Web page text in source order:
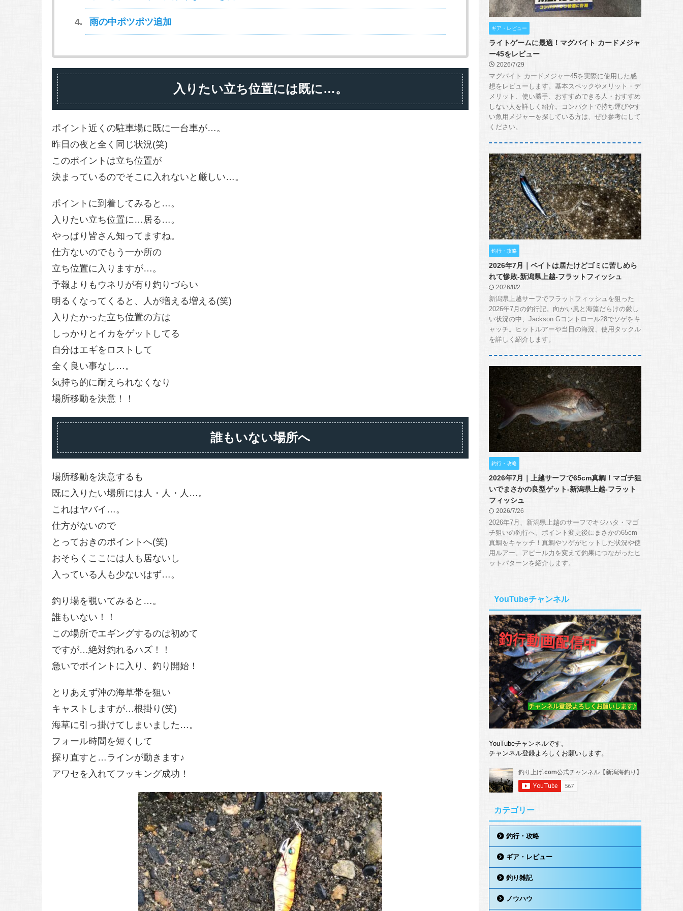
雨の中ポツポツ追加
入りたい立ち位置には既に…。
ポイント近くの駐車場に既に一台車が…。
昨日の夜と全く同じ状況(笑)
このポイントは立ち位置が
決まっているのでそこに入れないと厳しい…。
ポイントに到着してみると…。
入りたい立ち位置に…居る…。
やっぱり皆さん知ってますね。
仕方ないのでもう一か所の
立ち位置に入りますが…。
予報よりもウネリが有り釣りづらい
明るくなってくると、人が増える増える(笑)
入りたかった立ち位置の方は
しっかりとイカをゲットしてる
自分はエギをロストして
全く良い事なし…。
気持ち的に耐えられなくなり
場所移動を決意！！
誰もいない場所へ
場所移動を決意するも
既に入りたい場所には人・人・人…。
これはヤバイ…。
仕方がないので
とっておきのポイントへ(笑)
おそらくここには人も居ないし
入っている人も少ないはず…。
釣り場を覗いてみると…。
誰もいない！！
この場所でエギングするのは初めて
ですが…絶対釣れるハズ！！
急いでポイントに入り、釣り開始！
とりあえず沖の海草帯を狙い
キャストしますが…根掛り(笑)
海草に引っ掛けてしまいました…。
フォール時間を短くして
探り直すと…ラインが動きます♪
アワセを入れてフッキング成功！
ギア・レビュー
ライトゲームに最適！マグバイト カードメジャ
ー45をレビュー
2026/7/29
マグバイト カードメジャー45を実際に使用した感
想をレビューします。基本スペックやメリット・デ
メリット、使い勝手、おすすめできる人・おすすめ
しない人を詳しく紹介。コンパクトで持ち運びやす
い魚用メジャーを探している方は、ぜひ参考にして
ください。
釣行・攻略
2026年7月｜ベイトは居たけどゴミに苦しめら
れて惨敗-新潟県上越-フラットフィッシュ
2026/8/2
新潟県上越サーフでフラットフィッシュを狙った
2026年7月の釣行記。向かい風と海藻だらけの厳し
い状況の中、Jackson Gコントロール28でソゲをキ
ャッチ。ヒットルアーや当日の海況、使用タックル
を詳しく紹介します。
釣行・攻略
2026年7月｜上越サーフで65cm真鯛！マゴチ狙
いでまさかの良型ゲット-新潟県上越-フラット
フィッシュ
2026/7/26
2026年7月、新潟県上越のサーフでキジハタ・マゴ
チ狙いの釣行へ。ポイント変更後にまさかの65cm
真鯛をキャッチ！真鯛やソゲがヒットした状況や使
用ルアー、アピール力を変えて釣果につながったヒ
ットパターンを紹介します。
YouTubeチャンネル
YouTubeチャンネルです。
チャンネル登録よろしくお願いします。
カテゴリー
釣行・攻略
ギア・レビュー
釣り雑記
ノウハウ